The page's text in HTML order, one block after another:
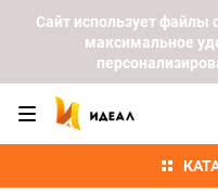
Cайт использует файлы
максимальное